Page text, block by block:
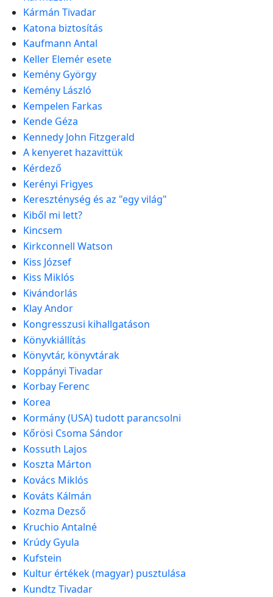
Kármán Tivadar
Katona biztosítás
Kaufmann Antal
Keller Elemér esete
Kemény György
Kemény László
Kempelen Farkas
Kende Géza
Kennedy John Fitzgerald
A kenyeret hazavittük
Kérdező
Kerényi Frigyes
Kereszténység és az "egy világ"
Kiből mi lett?
Kincsem
Kirkconnell Watson
Kiss József
Kiss Miklós
Kivándorlás
Klay Andor
Kongresszusi kihallgatáson
Könyvkiállítás
Könyvtár, könyvtárak
Koppányi Tivadar
Korbay Ferenc
Korea
Kormány (USA) tudott parancsolni
Kőrösi Csoma Sándor
Kossuth Lajos
Koszta Márton
Kovács Miklós
Kováts Kálmán
Kozma Dezső
Kruchio Antalné
Krúdy Gyula
Kufstein
Kultur értékek (magyar) pusztulása
Kundtz Tivadar